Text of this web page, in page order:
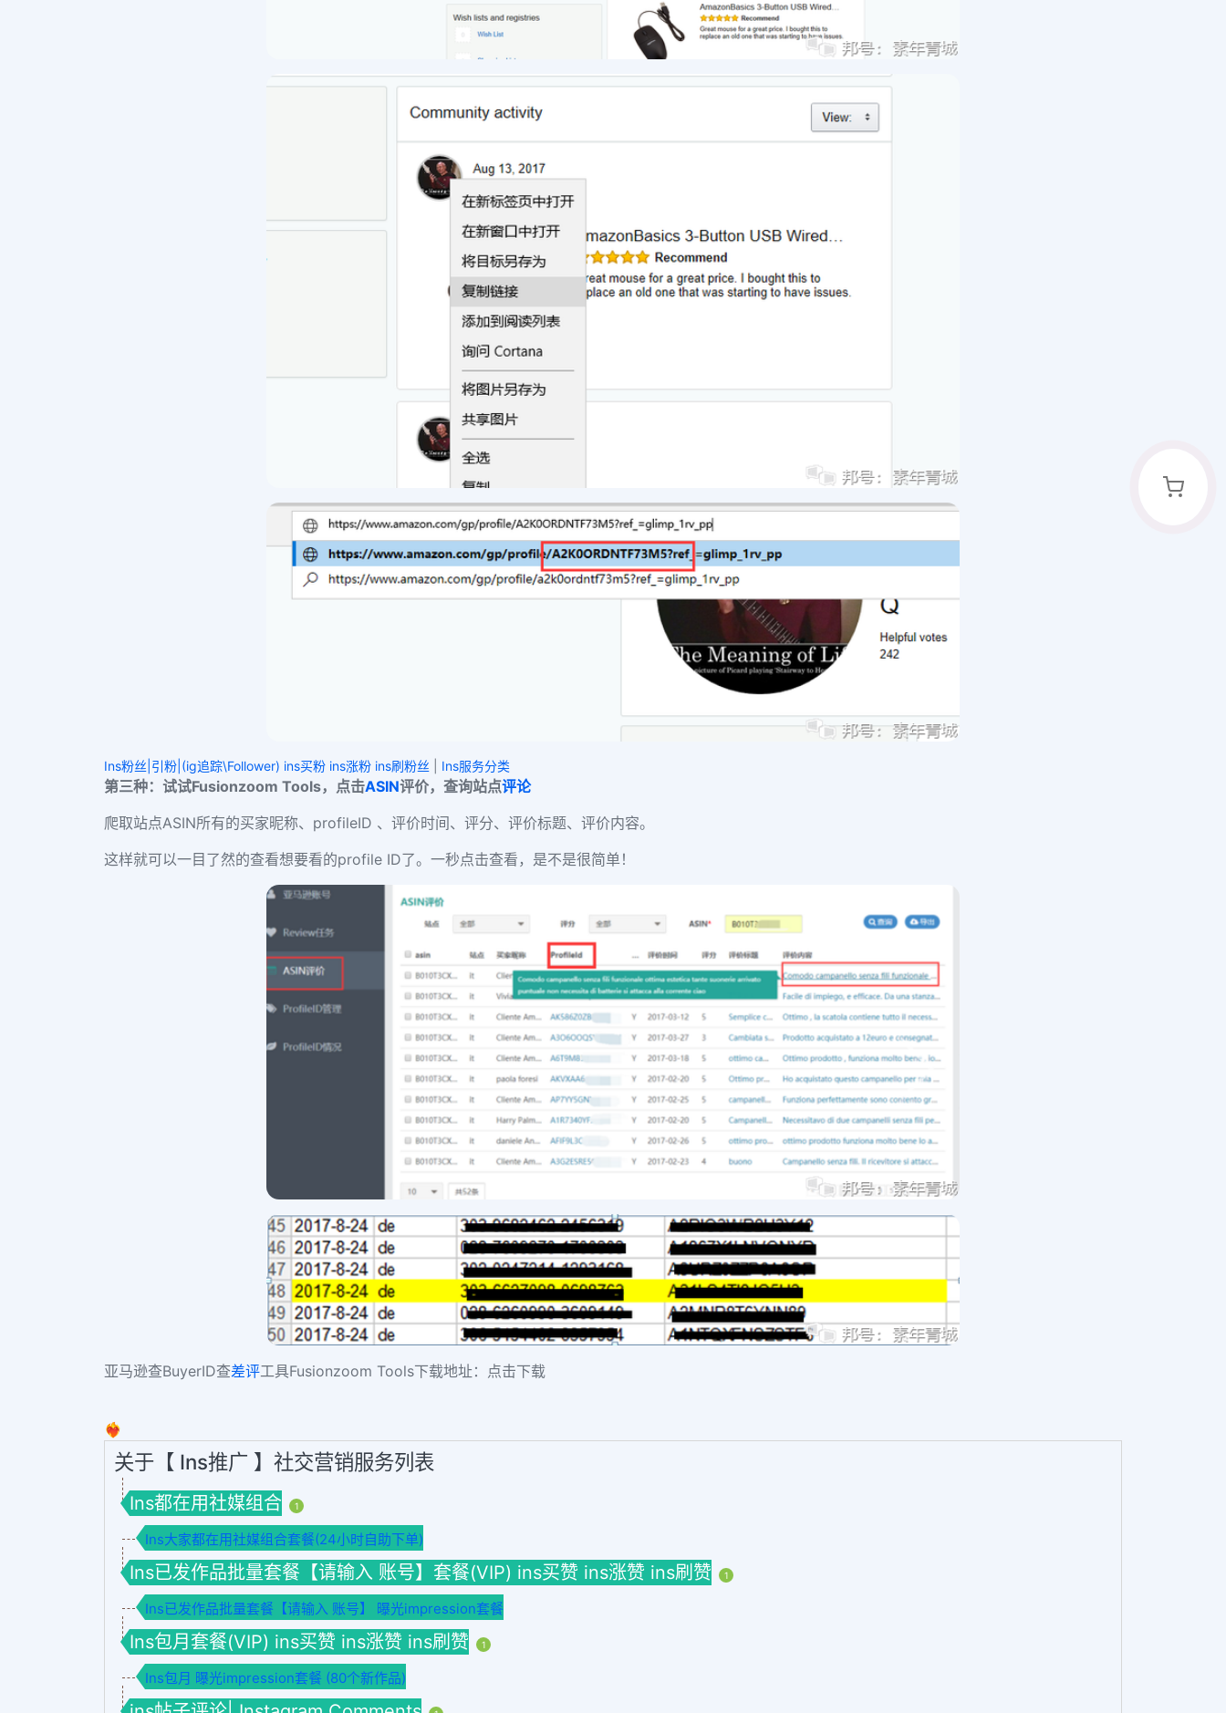
Ins粉丝|引粉|(ig追踪\Follower) ins买粉 ins涨粉 ins刷粉丝 Ins服务分类
第三种：试试Fusionzoom Tools，点击ASIN评价，查询站点评论
爬取站点ASIN所有的买家昵称、 profileID 、评价时间、评分、评价标题、评价内容。
这样就可以一目了然的查看想要看的profile ID了。一秒点击查看，是不是很简单！
亚马逊查BuyerID查差评工具Fusionzoom Tools下载地址： 点击下载
❤️‍🔥
关于【 Ins推广 】社交营销服务列表
Ins都在用社媒组合 1
Ins大家都在用社媒组合套餐(24小时自助下单)
Ins已发作品批量套餐【请输入 账号】套餐(VIP) ins买赞 ins涨赞 ins刷赞 1
Ins已发作品批量套餐【请输入 账号】 曝光impression套餐
Ins包月套餐(VIP) ins买赞 ins涨赞 ins刷赞 1
Ins包月 曝光impression套餐 (80个新作品)